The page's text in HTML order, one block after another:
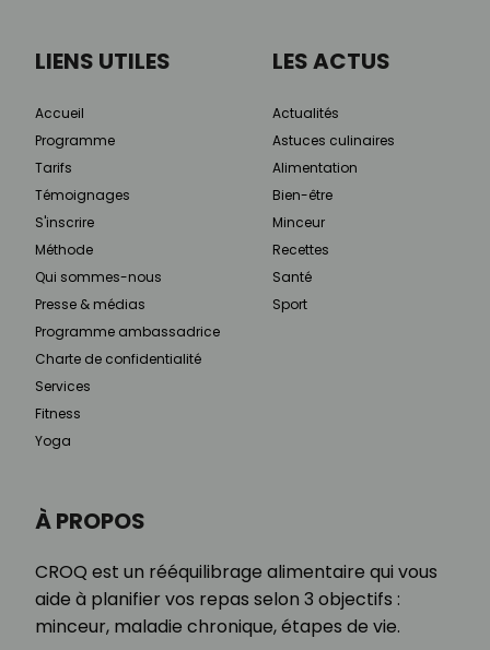
À PROPOS
CROQ est un rééquilibrage alimentaire qui vous
aide à planifier vos repas selon 3 objectifs :
minceur, maladie chronique, étapes de vie.
LIENS UTILES
Accueil
Programme
Tarifs
Témoignages
S'inscrire
Méthode
Qui sommes-nous
Presse & médias
Programme ambassadrice
Charte de confidentialité
Services
Fitness
Yoga
LES ACTUS
Actualités
Astuces culinaires
Alimentation
Bien-être
Minceur
Recettes
Santé
Sport